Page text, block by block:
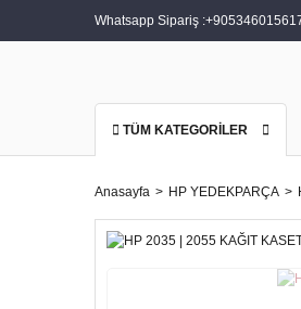
Whatsapp Sipariş :
TÜM KATEGORİLER
Anasayfa HP YEDEKPARÇA